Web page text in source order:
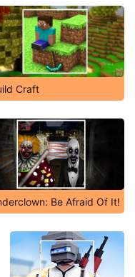
Craft
Be Afraid Of It!